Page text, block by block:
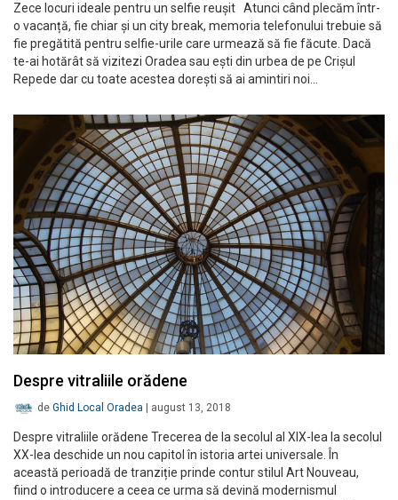
Zece locuri ideale pentru un selfie reușit Atunci când plecăm într-
o vacanță, fie chiar și un city break, memoria telefonului trebuie să
fie pregătită pentru selfie-urile care urmează să fie făcute. Dacă
te-ai hotărât să vizitezi Oradea sau ești din urbea de pe Crișul
Repede dar cu toate acestea dorești să ai amintiri noi…
Despre vitraliile orădene
de Ghid Local Oradea august 13, 2018
Despre vitraliile orădene Trecerea de la secolul al XIX-lea la secolul
XX-lea deschide un nou capitol în istoria artei universale. În
această perioadă de tranziție prinde contur stilul Art Nouveau,
fiind o introducere a ceea ce urma să devină modernismul